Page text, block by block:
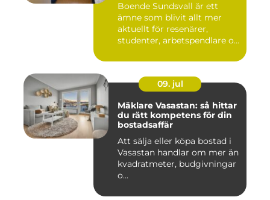
Boende Sundsvall är ett
ämne som blivit allt mer
aktuellt för resenärer,
studenter, arbetspendlare o...
09. jul
Mäklare Vasastan: så hittar
du rätt kompetens för din
bostadsaffär
Att sälja eller köpa bostad i
Vasastan handlar om mer än
kvadratmeter, budgivningar
o...